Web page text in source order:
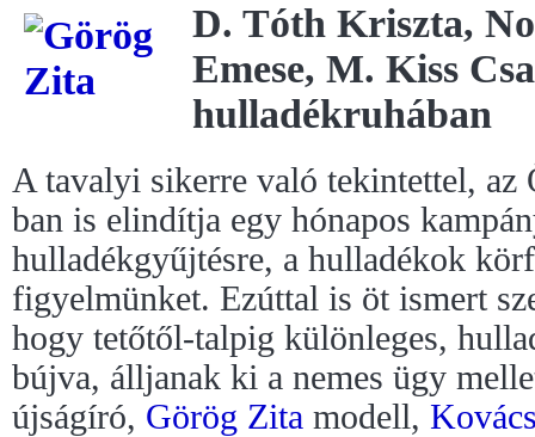
D. Tóth Kriszta,
Emese, M. Kiss
hulladékruhában
A tavalyi sikerre való tekintettel,
ban is elindítja egy hónapos
hulladékgyűjtésre, a hulladékok
figyelmünket. Ezúttal is öt ismert
hogy tetőtől-talpig különleges,
bújva, álljanak ki a nemes ügy
újságíró, Görög Zita modell,